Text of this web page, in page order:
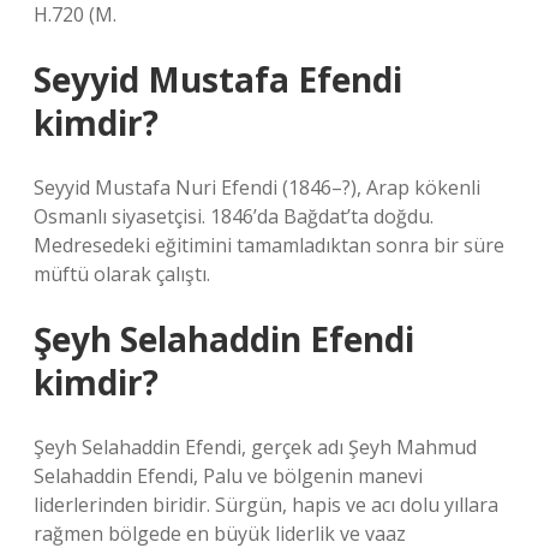
H.720 (M.
Seyyid Mustafa Efendi
kimdir?
Seyyid Mustafa Nuri Efendi (1846–?), Arap kökenli
Osmanlı siyasetçisi. 1846’da Bağdat’ta doğdu.
Medresedeki eğitimini tamamladıktan sonra bir süre
müftü olarak çalıştı.
Şeyh Selahaddin Efendi
kimdir?
Şeyh Selahaddin Efendi, gerçek adı Şeyh Mahmud
Selahaddin Efendi, Palu ve bölgenin manevi
liderlerinden biridir. Sürgün, hapis ve acı dolu yıllara
rağmen bölgede en büyük liderlik ve vaaz